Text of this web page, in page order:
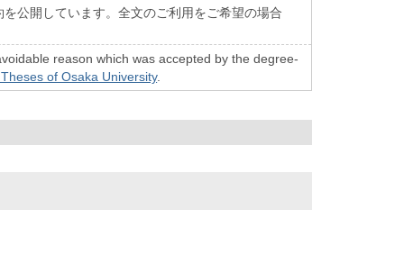
公開しています。全文のご利用をご希望の場合
reason which was accepted by the degree-
of Osaka University.